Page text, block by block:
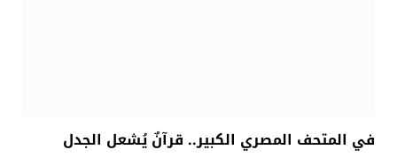
في المتحف المصري الكبير.. قرآنٌ يُشعل الجدل